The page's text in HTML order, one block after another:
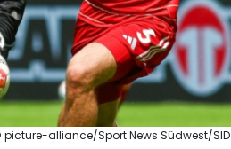
alliance/Sport News Südwest/SID